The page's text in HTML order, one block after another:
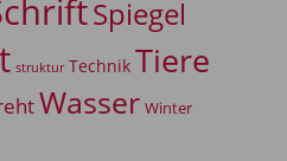
Spiegel
struktur Technik Tiere
Wasser Winter